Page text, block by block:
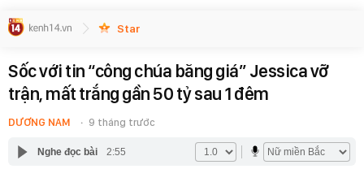
Star
Sốc với tin “công chúa băng giá” Jessica vỡ
trận, mất trắng gần 50 tỷ sau 1 đêm
DƯƠNG NAM 9 tháng trước
Nghe đọc bài 2:55